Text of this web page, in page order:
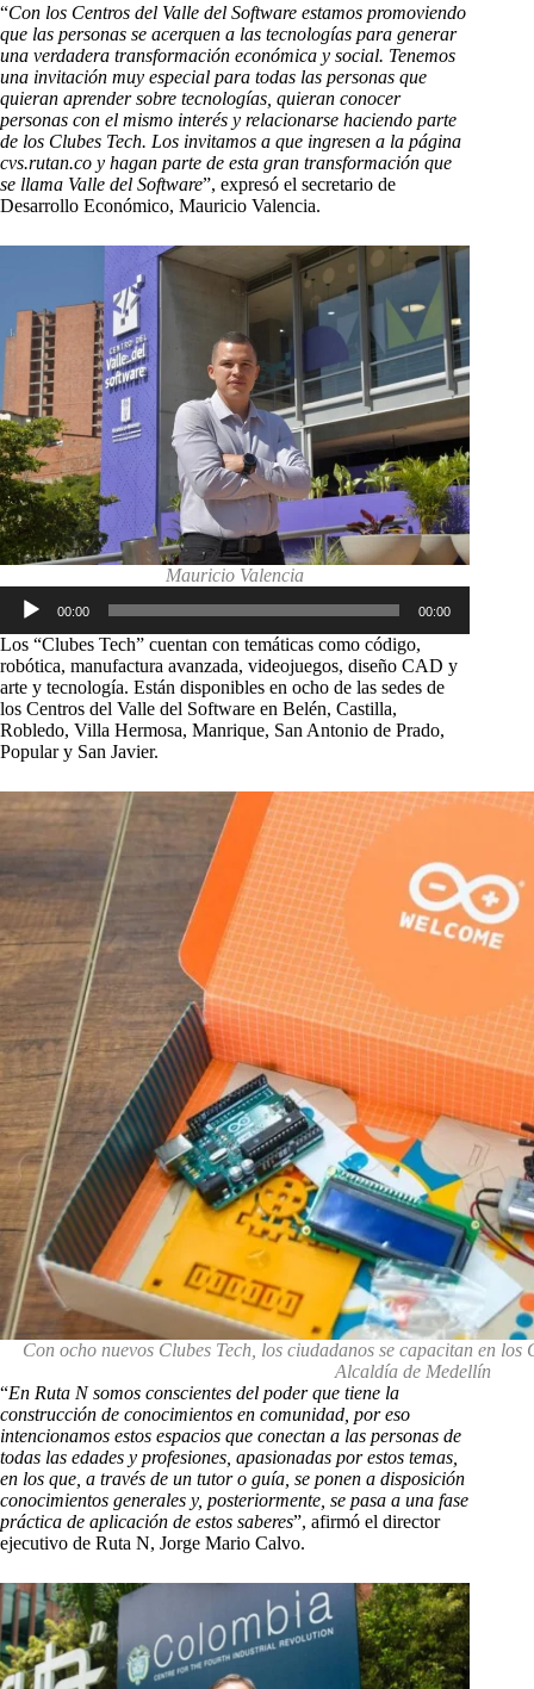
“Con los Centros del Valle del Software estamos promoviendo
que las personas se acerquen a las tecnologías para generar
una verdadera transformación económica y social. Tenemos
una invitación muy especial para todas las personas que
quieran aprender sobre tecnologías, quieran conocer
personas con el mismo interés y relacionarse haciendo parte
de los Clubes Tech. Los invitamos a que ingresen a la página
cvs.rutan.co y hagan parte de esta gran transformación que
se llama Valle del Software”, expresó el secretario de
Desarrollo Económico, Mauricio Valencia.
Mauricio Valencia
Reproductor
audio
00:00 00:00
Los “Clubes Tech” cuentan con temáticas como código,
robótica, manufactura avanzada, videojuegos, diseño CAD y
arte y tecnología. Están disponibles en ocho de las sedes de
los Centros del Valle del Software en Belén, Castilla,
Robledo, Villa Hermosa, Manrique, San Antonio de Prado,
Popular y San Javier.
Con ocho nuevos Clubes Tech, los ciudadanos se capacitan en los
Alcaldía de Medellín
“En Ruta N somos conscientes del poder que tiene la
construcción de conocimientos en comunidad, por eso
intencionamos estos espacios que conectan a las personas de
todas las edades y profesiones, apasionadas por estos temas,
en los que, a través de un tutor o guía, se ponen a disposición
conocimientos generales y, posteriormente, se pasa a una fase
práctica de aplicación de estos saberes”, afirmó el director
ejecutivo de Ruta N, Jorge Mario Calvo.